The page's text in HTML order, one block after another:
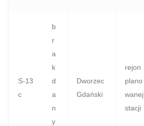
S‑13
c
b
r
a
k
d
a
n
y
Dworzec
Gdański
rejon
plano
wanej
stacji